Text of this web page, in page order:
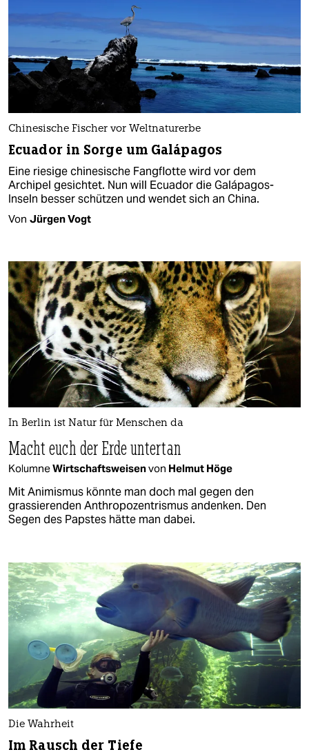
Chinesische Fischer vor Weltnaturerbe
Ecuador in Sorge um Galápagos
Eine riesige chinesische Fangflotte wird vor dem
Archipel gesichtet. Nun will Ecuador die Galápagos-
Inseln besser schützen und wendet sich an China.
Von Jürgen Vogt
In Berlin ist Natur für Menschen da
Macht euch der Erde untertan
KolumneWirtschaftsweisenvon Helmut Höge
Mit Animismus könnte man doch mal gegen den
grassierenden Anthropozentrismus andenken. Den
Segen des Papstes hätte man dabei.
Die Wahrheit
Im Rausch der Tiefe